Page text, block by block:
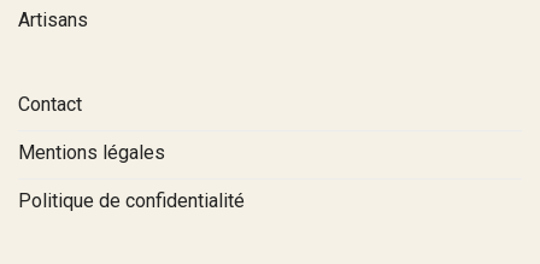
Artisans
Contact
Mentions légales
Politique de confidentialité